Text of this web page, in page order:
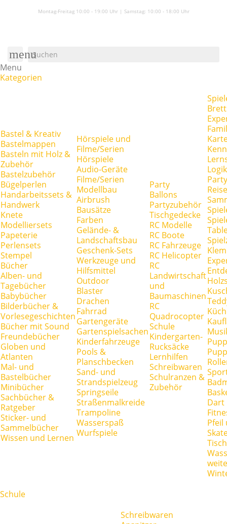
Montag-Freitag 10:00 - 19:00 Uhr | Samstag: 10:00 - 18:00 Uhr
menu
Menu
Kategorien
Bastel & Kreativ
Bastelmappen
Basteln mit Holz &
Zubehör
Bastelzubehör
Bügelperlen
Handarbeitssets &
Handwerk
Knete
Modelliersets
Papeterie
Perlensets
Stempel
Bücher
Alben- und
Tagebücher
Babybücher
Bilderbücher &
Vorlesegeschichten
Bücher mit Sound
Freundebücher
Globen und
Atlanten
Mal- und
Bastelbücher
Minibücher
Sachbücher &
Ratgeber
Sticker- und
Sammelbücher
Wissen und Lernen
Hörspiele und
Filme/Serien
Hörspiele
Audio-Geräte
Filme/Serien
Modellbau
Airbrush
Bausätze
Farben
Gelände- &
Landschaftsbau
Geschenk-Sets
Werkzeuge und
Hilfsmittel
Outdoor
Blaster
Drachen
Fahrrad
Gartengeräte
Gartenspielsachen
Kinderfahrzeuge
Pools &
Planschbecken
Sand- und
Strandspielzeug
Springseile
Straßenmalkreide
Trampoline
Wasserspaß
Wurfspiele
Party
Ballons
Partyzubehör
Tischgedecke
RC Modelle
RC Boote
RC Fahrzeuge
RC Helicopter
RC
Landwirtschaft
und
Baumaschinen
RC
Quadrocopter
Schule
Kindergarten-
Rucksäcke
Lernhilfen
Schreibwaren
Schulranzen &
Zubehör
Dart
Pfeil
Schule
Schreibwaren